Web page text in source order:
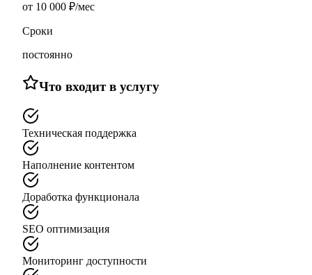
от 10 000 ₽/мес
Сроки
постоянно
Что входит в услугу
Техническая поддержка
Наполнение контентом
Доработка функционала
SEO оптимизация
Мониторинг доступности